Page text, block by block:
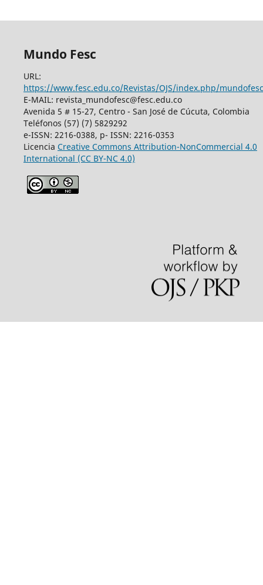
Mundo Fesc
URL:
https://www.fesc.edu.co/Revistas/OJS/index.php/mundofesc
E-MAIL: revista_mundofesc@fesc.edu.co
Avenida 5 # 15-27, Centro - San José de Cúcuta, Colombia
Teléfonos (57) (7) 5829292
e-ISSN: 2216-0388, p- ISSN: 2216-0353
Licencia Creative Commons Attribution-NonCommercial 4.0
International (CC BY-NC 4.0)